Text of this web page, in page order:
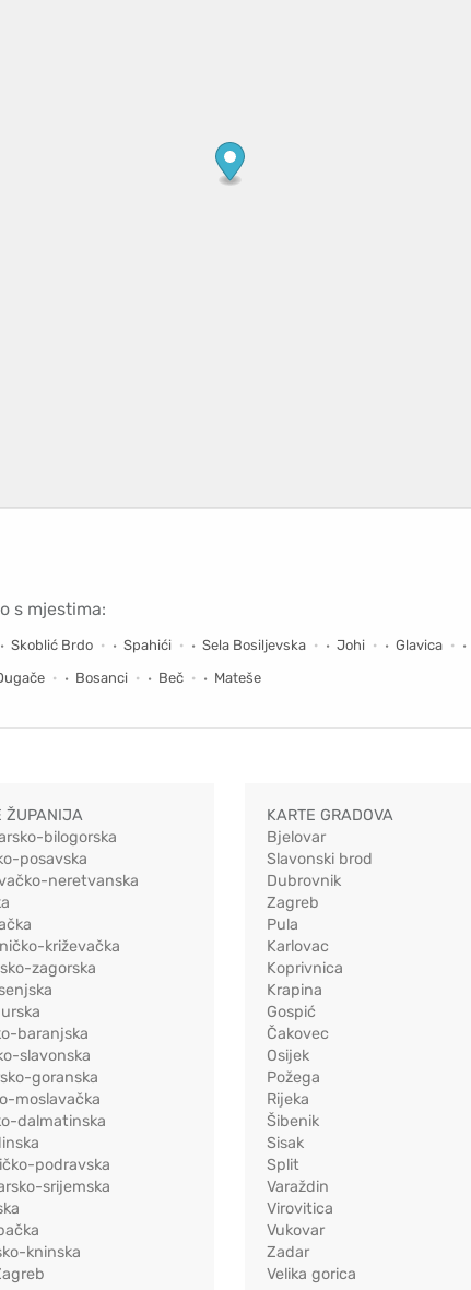
s mjestima:
Skoblić Brdo Spahići Sela Bosiljevska Johi Glavica
Bosanci Beč Mateše
ŽUPANIJA
bilogorska
posavska
neretvanska
križevačka
zagorska
baranjska
slavonska
goranska
moslavačka
dalmatinska
podravska
srijemska
kninska
KARTE GRADOVA
Bjelovar
Slavonski brod
Dubrovnik
Zagreb
Pula
Karlovac
Koprivnica
Krapina
Gospić
Čakovec
Osijek
Požega
Rijeka
Šibenik
Sisak
Split
Varaždin
Virovitica
Vukovar
Zadar
Velika gorica